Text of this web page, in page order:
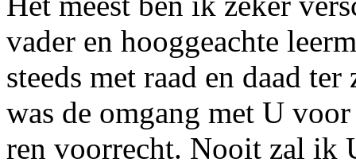
vader en hooggeachte
steeds met raad en daad
was de omgang met U
ren voorrecht. Nooit zal ik